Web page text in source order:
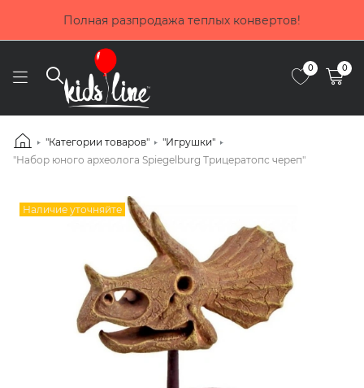
частями от Приватбанка
0 0
"Категории товаров"
"Игрушки"
"Набор юного археолога Spiegelburg Трицератопс череп"
Наличие уточняйте